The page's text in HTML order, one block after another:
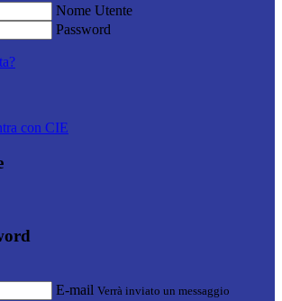
Nome Utente
Password
con CIE
E-mail Verrà inviato un messaggio